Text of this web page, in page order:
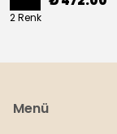
2 Renk
Menü